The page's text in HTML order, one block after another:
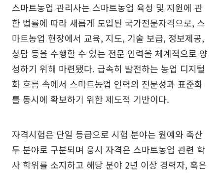
스마트농업 관리사는 스마트농업 육성 및 지원에 관
한 법률에 따라 새롭게 도입된 국가전문자격으로, 스
마트농업 현장에서 교육, 지도, 기술 보급, 정보제공,
상담 등을 수행할 수 있는 전문 인력을 체계적으로 양
성하기 위해 마련됐다. 급속히 발전하는 농업 디지털
화 흐름 속에서 스마트농업 인력의 전문성과 표준화
를 동시에 확보하기 위한 제도적 기반이다.
자격시험은 단일 등급으로 시험 분야는 원예와 축산
두 분야로 구분되며 응시 자격은 스마트농업 관련 학
사 학위를 소지하고 해당 분야 2년 이상 경력자, 혹은